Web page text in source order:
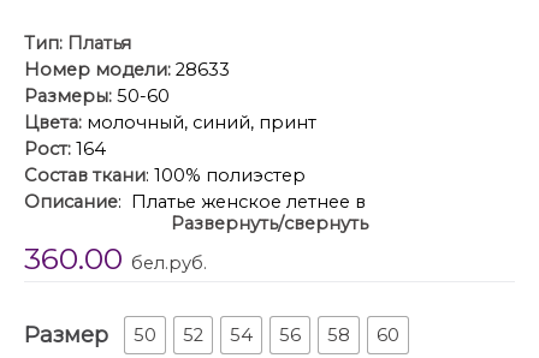
Тип: Платья
Номер модели: 28633
Размеры: 50-60
Цвета: молочный, синий, принт
Рост: 164
Состав ткани: 100% полиэстер
Описание: Платье женское летнее в
романтическом стиле из французского атласа с
дизайном в утонченной акварельной технике.
Пластическая форма мягкая, плавная. Прилегание
Развернуть/свернуть
360.00 бел.руб.
Размер 50 52 54 56 58 60